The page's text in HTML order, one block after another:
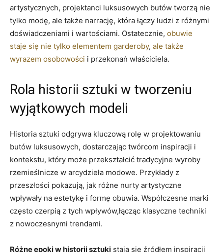
artystycznych, projektanci luksusowych butów tworzą nie
tylko modę, ale także narrację, która łączy ludzi z różnymi
doświadczeniami i wartościami. Ostatecznie, obuwie
staje się nie tylko elementem garderoby, ale także
wyrazem osobowości i przekonań właściciela.
Rola historii sztuki w tworzeniu
wyjątkowych modeli
Historia sztuki odgrywa kluczową rolę w projektowaniu
butów luksusowych, dostarczając twórcom inspiracji i
kontekstu, który może przekształcić tradycyjne wyroby
rzemieślnicze w arcydzieła modowe. Przykłady z
przeszłości pokazują, jak różne nurty artystyczne
wpływały na estetykę i formę obuwia. Współczesne marki
często czerpią z tych wpływów,łącząc klasyczne techniki
z nowoczesnymi trendami.
Różne epoki w historii sztuki stają się źródłem inspiracji